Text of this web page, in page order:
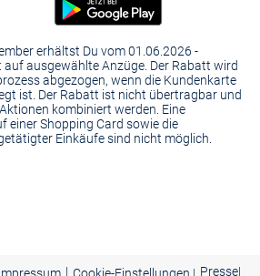
erhältst Du vom 01.06.2026 -
auf ausgewählte Anzüge. Der Rabatt wird
abgezogen, wenn die Kundenkarte
ist. Der Rabatt ist nicht übertragbar und
kombiniert werden. Eine
einer Shopping Card sowie die
Einkäufe sind nicht möglich.
| Presse|